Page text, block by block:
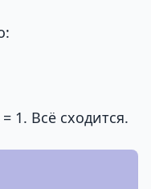
1. Всё сходится.